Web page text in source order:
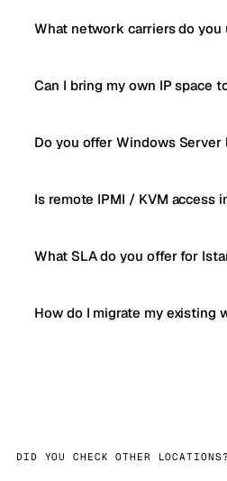
What network carriers do you
Can I bring my own IP space
Do you offer Windows
Is remote IPMI / KVM access
What SLA do you offer for
How do I migrate my existing
DID YOU CHECK OTHER LOCATIONS?